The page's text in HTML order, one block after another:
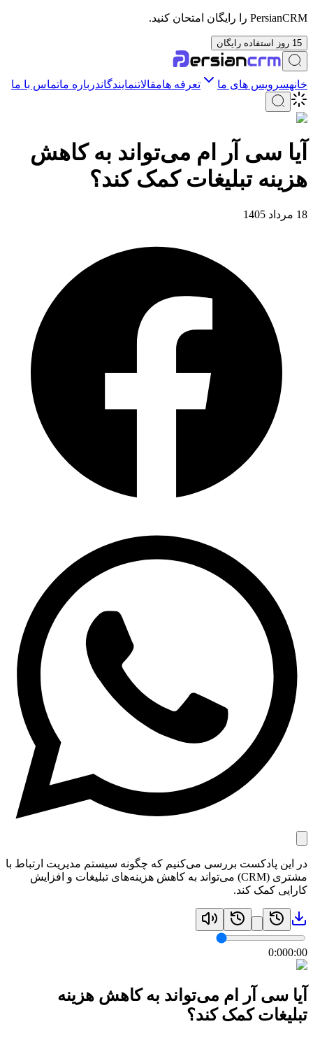
PersianCRM را رایگان امتحان کنید.
15 روز استفاده رایگان
خانهسرویس های ما تعرفه هامقالاتنمایندگاندرباره ماتماس با ما
آیا سی آر ام می‌تواند به کاهش
هزینه تبلیغات کمک کند؟
18 مرداد 1405
در این پادکست بررسی می‌کنیم که چگونه سیستم مدیریت ارتباط با
مشتری (CRM) می‌تواند به کاهش هزینه‌های تبلیغات و افزایش
کارایی کمک کند.
0:000:00
آیا سی آر ام می‌تواند به کاهش هزینه
تبلیغات کمک کند؟